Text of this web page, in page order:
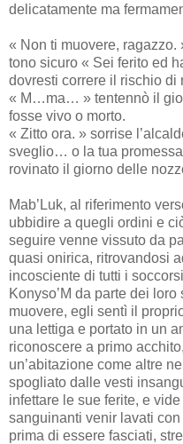
delicatamente ma
« Non ti muovere,
tono sicuro « Sei ferito ed
dovresti correre il rischio
« M…ma… » tentennò il
fosse vivo o morto.
« Zitto ora. » sorrise
sveglio… o la tua
rovinato il giorno delle
Mab’Luk, al riferimento
ubbidire a quegli ordini e
seguire venne vissuto da
quasi onirica, ritrovandosi
incosciente di tutti i
Konyso’M da parte dei
muovere, egli sentì il
una lettiga e portato in un
riconoscere a primo
un’abitazione come altre
spogliato dalle vesti
infettare le sue ferite, e
sanguinanti venir lavati
prima di essere fasciati,